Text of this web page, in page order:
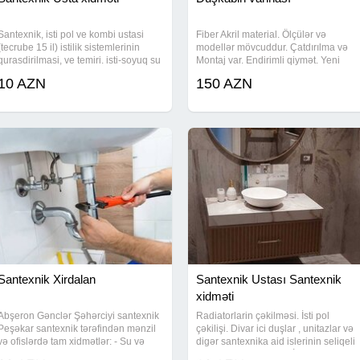
isti pol ve kombi ustasi
15 il) istilik sistemlerinin
ve temiri. isti-soyuq su
xettlerinin qurasdirilmasi
AZN
Fiber Akril material. Ölçülər və
modellər mövcuddur. Çatdırılma və
Montaj var. Endirimli qiymət. Yeni
150 AZN
Xirdalan
Gənclər Şəhərciyi santexnik
santexnik tərəfindən mənzil
ofislərdə tam xidmətlər: - Su və
Santexnik Ustası Santexnik
xidməti
Radiatorlarin çəkilməsi. İsti pol
çəkilişi. Divar ici duşlar , unitazlar və
digər santexnika aid islerinin seliqeli